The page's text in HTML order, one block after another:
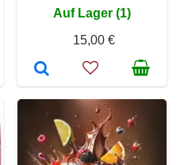
Auf Lager (1)
15,00 €